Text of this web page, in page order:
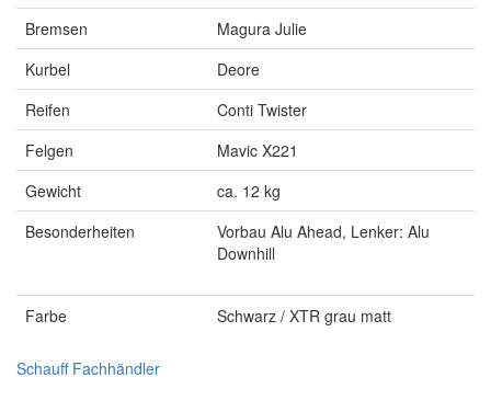
Bremsen
Magura Julie
Kurbel
Deore
Reifen
Conti Twister
Felgen
Mavic X221
Gewicht
ca. 12 kg
Besonderheiten
Vorbau Alu Ahead, Lenker: Alu
Downhill
Farbe Schwarz / XTR grau matt
Schauff Fachhändler